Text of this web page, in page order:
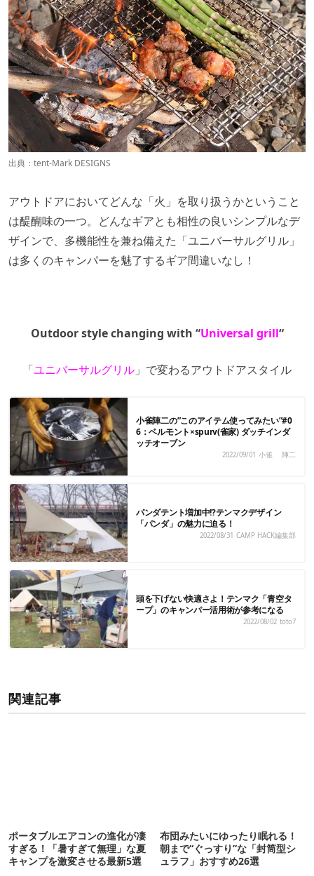
出典： tent-Mark DESIGNS
アウトドアにおいてどんな「火」を取り扱うかということ
は醍醐味の一つ。どんなギアとも相性の良いシンプルなデ
ザインで、多機能性を兼ね備えた「ユニバーサルグリル」
は多くのキャンパーを魅了するギア間違いなし！
Outdoor style changing with “Universal grill“
「ユニバーサルグリル 」で変わるアウトドアスタイル
小雀陣二の”このアイテム使ってみたい”#0
6：ベルモント×spurv(雀家) ダッチインダ
ッチオーブン
2022/09/01 小雀 陣二
パンダテント増加中!?テンマクデザイン
「パンダ」の魅力に迫る！
2022/08/31 CAMP HACK編集部
頭を下げない快適さよ！テンマク「青空タ
ープ」のキャンパー活用術が参考になる
2022/08/02 toto7
関連記事
ポータブルエアコンの進化が凄
すぎる！「暑すぎて無理」な夏
キャンプを激変させる最新5選
布団みたいにゆったり眠れる！
朝まで“ぐっすり”な「封筒型シ
ュラフ」おすすめ26選